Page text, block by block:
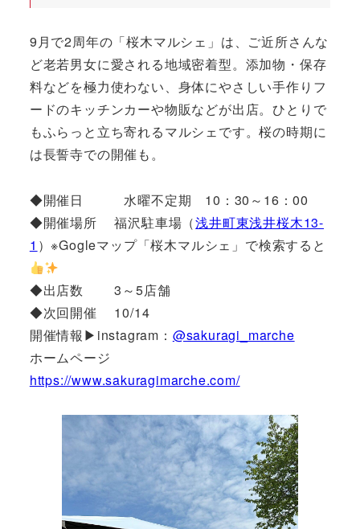
9月で2周年の「桜木マルシェ」は、ご近所さんな
ど老若男女に愛される地域密着型。添加物・保存
料などを極力使わない、身体にやさしい手作りフ
ードのキッチンカーや物販などが出店。ひとりで
もふらっと立ち寄れるマルシェです。桜の時期に
は長誓寺での開催も。
◆開催日 水曜不定期 10：30～16：00
◆開催場所 福沢駐車場（浅井町東浅井桜木13-
1 ）※Gogleマップ「桜木マルシェ」で検索すると
◆出店数 3～5店舗
◆次回開催 10/14
開催情報▶instagram： @sakuragi_marche
ホームページ
https://www.sakuragimarche.com/